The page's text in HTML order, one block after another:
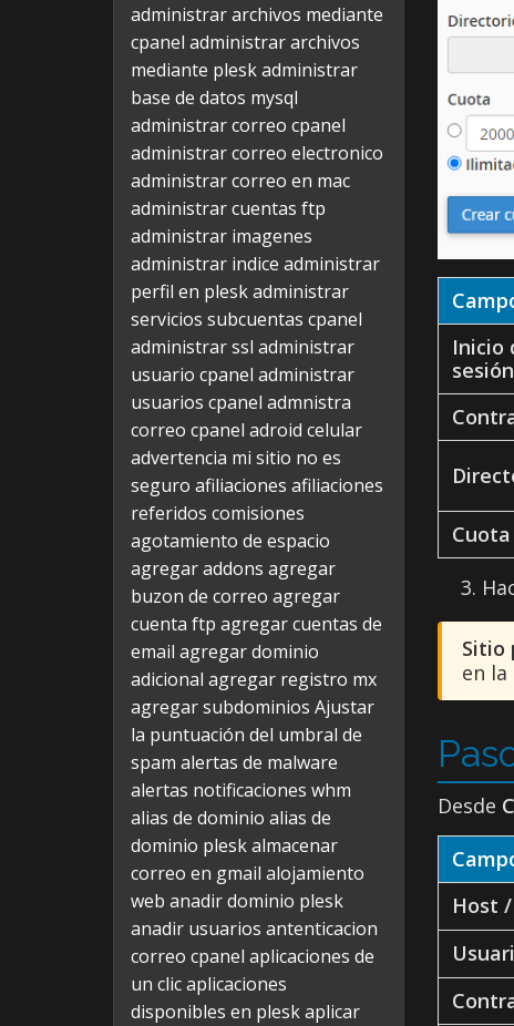
Inicio
sesión
Cuota
Sitio
en
Desde
Host
administrar archivos mediante
cpanel administrar archivos
mediante pleskadministrar
base de datos mysql
administrar correo cpanel
administrar correo electronico
administrar correo en mac
administrar cuentas ftp
administrar imagenes
administrar indice administrar
perfil en pleskadministrar
servicios subcuentas cpanel
administrar ssl administrar
usuario cpanel administrar
usuarios cpanel admnistra
correo cpanel adroid celular
advertencia mi sitio no es
seguro afiliaciones afiliaciones
referidos comisiones
agotamiento de espacio
agregar addons agregar
buzon de correo agregar
cuenta ftp agregar cuentas de
email agregar dominio
adicional agregar registro mx
agregar subdominios Ajustar
la puntuación del umbral de
spam alertas de malware
alertas notificaciones whm
alias de dominio alias de
dominio pleskalmacenar
correo en gmail alojamiento
web anadir dominio plesk
anadir usuarios antenticacion
correo cpanel aplicaciones de
un clicaplicaciones
disponibles en pleskaplicar